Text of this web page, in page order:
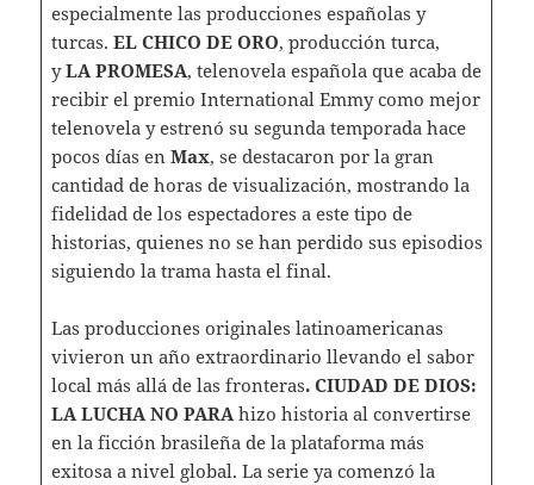
especialmente las producciones españolas y
turcas. EL CHICO DE ORO, producción turca,
yLA PROMESA, telenovela española que acaba de
recibir el premio International Emmy como mejor
telenovela y estrenó su segunda temporada hace
pocos días enMax, se destacaron por la gran
cantidad de horas de visualización, mostrando la
fidelidad de los espectadores a este tipo de
historias, quienes no se han perdido sus episodios
siguiendo la trama hasta el final.
Las producciones originales latinoamericanas
vivieron un año extraordinario llevando el sabor
local más allá de las fronteras. CIUDAD DE DIOS:
LA LUCHA NO PARAhizo historia al convertirse
en la ficción brasileña de la plataforma más
exitosa a nivel global. La serie ya comenzó la